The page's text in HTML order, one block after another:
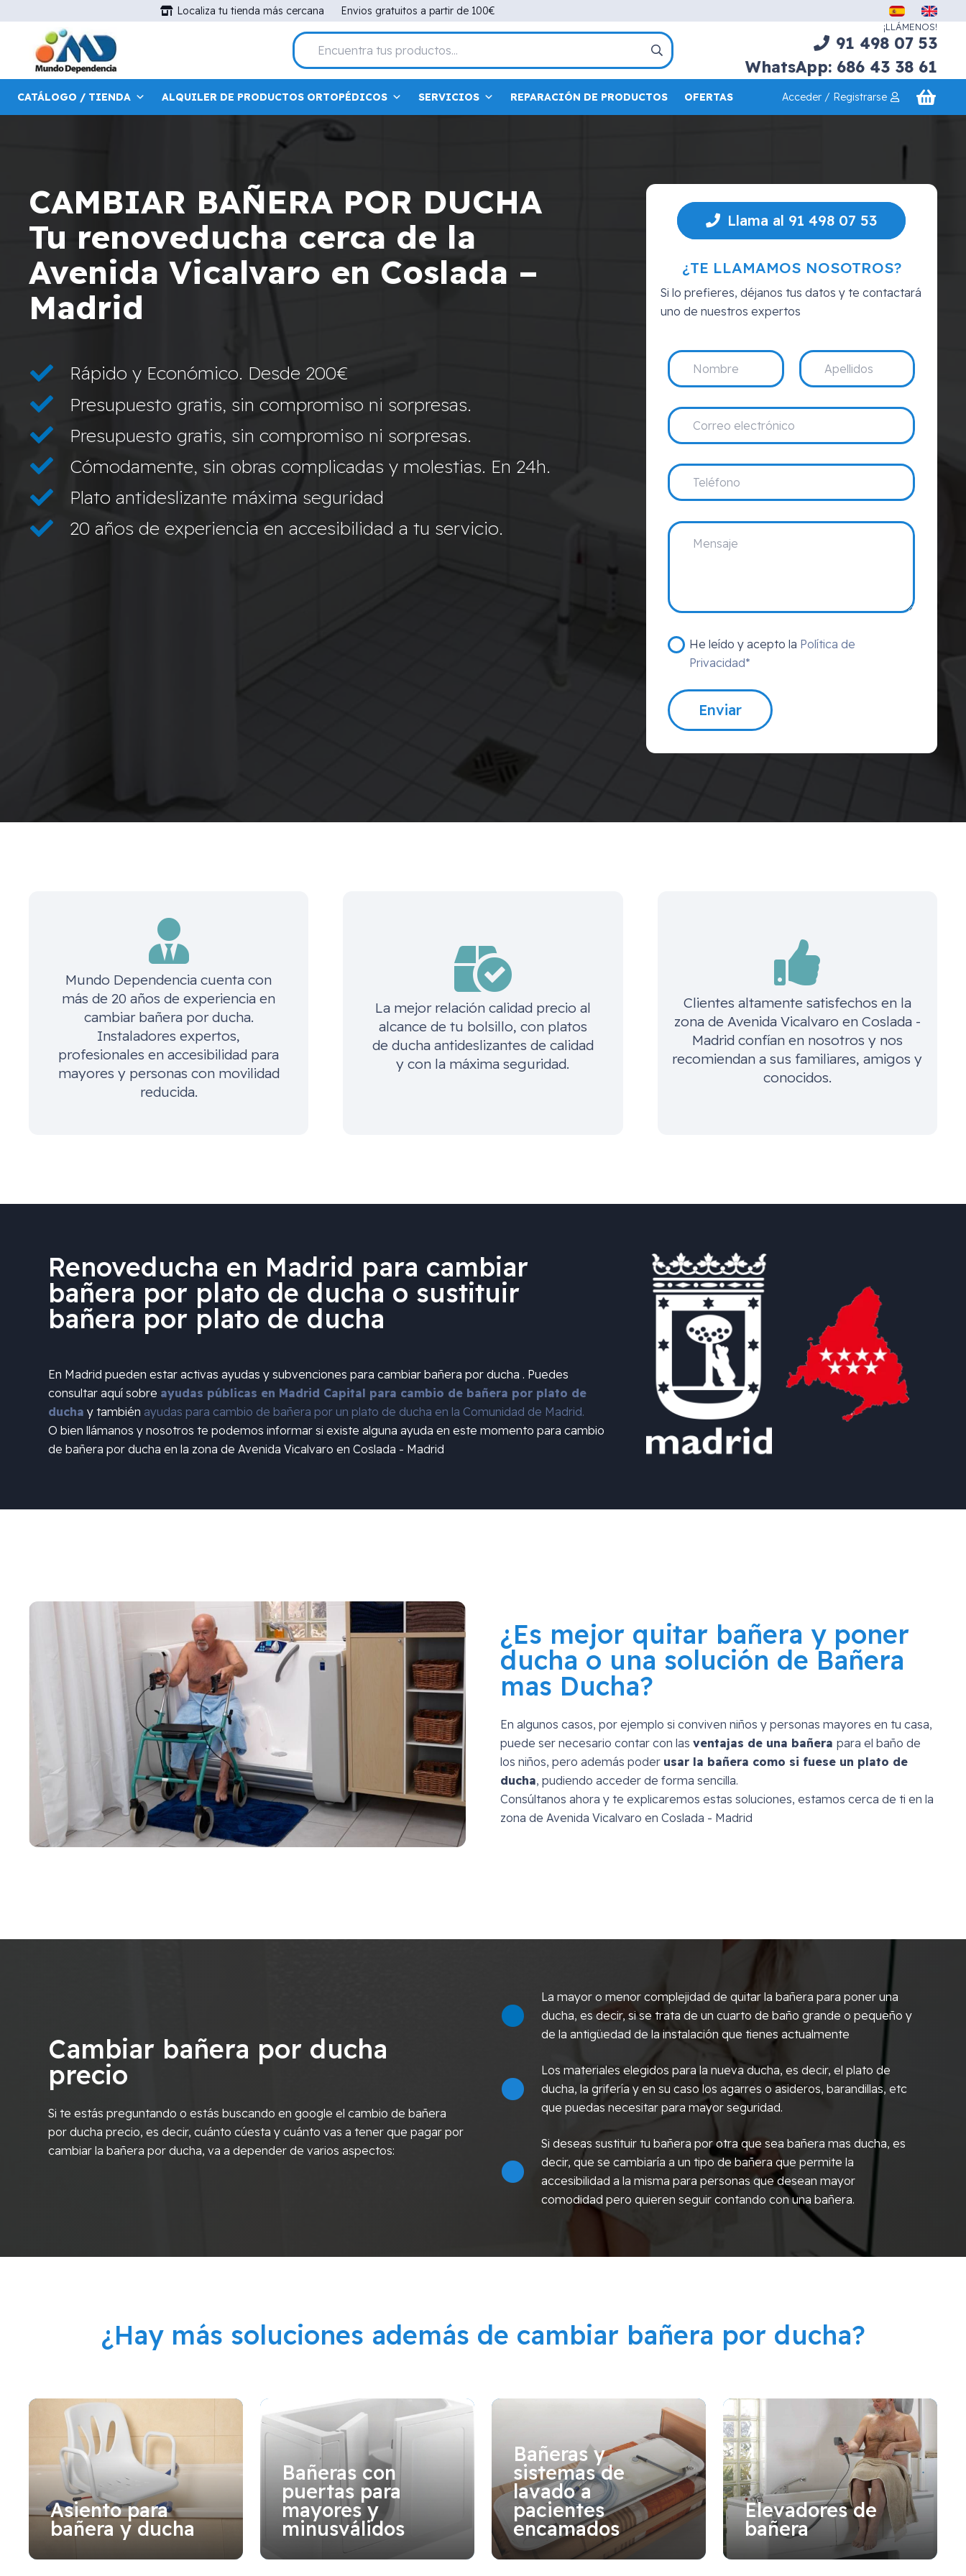
Localiza tu tienda más cercana Envios gratuitos a partir de 100€
¡LLÁMENOS!
91 498 07 53
WhatsApp: 686 43 38 61
CATÁLOGO / TIENDA ALQUILER DE PRODUCTOS ORTOPÉDICOS SERVICIOS REPARACIÓN DE PRODUCTOS OFERTAS Acceder / Registrarse
CAMBIAR BAÑERA POR DUCHA
Tu renoveducha cerca de la
Avenida Vicalvaro en Coslada –
Madrid
Rápido y Económico. Desde 200€
Presupuesto gratis, sin compromiso ni sorpresas.
Presupuesto gratis, sin compromiso ni sorpresas.
Cómodamente, sin obras complicadas y molestias. En 24h.
Plato antideslizante máxima seguridad
20 años de experiencia en accesibilidad a tu servicio.
Llama al 91 498 07 53
¿TE LLAMAMOS NOSOTROS?
Si lo prefieres, déjanos tus datos y te contactará
uno de nuestros expertos
He leído y acepto la Política de
Privacidad*
Mundo Dependencia cuenta con
más de 20 años de experiencia en
cambiar bañera por ducha.
Instaladores expertos,
profesionales en accesibilidad para
mayores y personas con movilidad
reducida.
La mejor relación calidad precio al
alcance de tu bolsillo, con platos
de ducha antideslizantes de calidad
y con la máxima seguridad.
Clientes altamente satisfechos en la
zona de Avenida Vicalvaro en Coslada -
Madridconfían en nosotros y nos
recomiendan a sus familiares, amigos y
conocidos.
Renoveducha en Madrid para cambiar
bañera por plato de ducha o sustituir
bañera por plato de ducha
En Madrid pueden estar activas ayudas y subvenciones para cambiar bañera por ducha . Puedes
consultar aquí sobre ayudas públicas en Madrid Capital para cambio de bañera por plato de
ducha y también ayudas para cambio de bañera por un plato de ducha en la Comunidad de Madrid.
O bien llámanos y nosotros te podemos informar si existe alguna ayuda en este momento para cambio
de bañera por ducha en la zona deAvenida Vicalvaro en Coslada - Madrid
¿Es mejor quitar bañera y poner
ducha o una solución de Bañera
mas Ducha?
En algunos casos, por ejemplo si conviven niños y personas mayores en tu casa,
puede ser necesario contar con las ventajas de una bañera para el baño de
los niños, pero además poder usar la bañera como si fuese un plato de
ducha, pudiendo acceder de forma sencilla.
Consúltanos ahora y te explicaremos estas soluciones, estamos cerca de ti en la
zona de Avenida Vicalvaro en Coslada - Madrid
Cambiar bañera por ducha
precio
Si te estás preguntando o estás buscando en google el cambio de bañera
por ducha precio, es decir, cuánto cúesta y cuánto vas a tener que pagar por
cambiar la bañera por ducha, va a depender de varios aspectos:
La mayor o menor complejidad de quitar la bañera para poner una
ducha, es decir, si se trata de un cuarto de baño grande o pequeño y
de la antigüedad de la instalación que tienes actualmente
Los materiales elegidos para la nueva ducha, es decir, el plato de
ducha, la grifería y en su caso los agarres o asideros, barandillas, etc
que puedas necesitar para mayor seguridad.
Si deseas sustituir tu bañera por otra que sea bañera mas ducha, es
decir, que se cambiaría a un tipo de bañera que permite la
accesibilidad a la misma para personas que desean mayor
comodidad pero quieren seguir contando con una bañera.
¿Hay más soluciones además de cambiar bañera por ducha?
Asiento para
bañera y ducha
Bañeras con
puertas para
mayores y
minusválidos
Bañeras y
sistemas de
lavado a
pacientes
encamados
Elevadores de
bañera